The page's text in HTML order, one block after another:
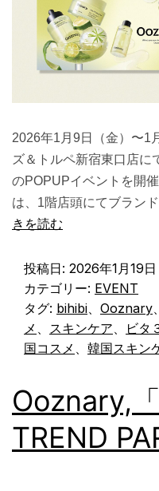
2026年1月9日（金）〜1
ズ＆トルペ新宿東口店に
のPOPUPイベントを開
は、1階店頭にてブラン
きを読む
投稿日: 2026年1月19日
カテゴリー: EVENT
タグ: bihibi Ooznary
メ
スキンケア ビタ
国コスメ
韓国スキン
Ooznary,
TREND